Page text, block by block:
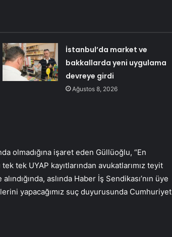
İstanbul’da market ve
bakkallarda yeni uygulama
devreye girdi
Ağustos 8, 2026
olmadığına işaret eden Güllüoğlu, “En
tek UYAP kayıtlarından avukatlarımız teyit
aslında Haber İş Sendikası’nın üye
yapacağımız suç duyurusunda Cumhuriyet